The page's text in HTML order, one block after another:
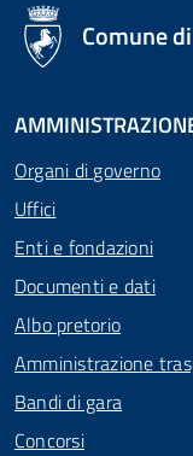
logo Unione Europea
Comune
Organi di governo
Uffici
Enti e fondazioni
Documenti e dati
Albo pretorio
Amministrazione
Bandi di gara
Concorsi